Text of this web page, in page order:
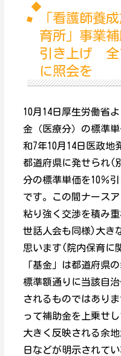
「看護師養
育所」事業
引き上げ 全
に照会を
10月14日厚生労働省
金（医療分）の標準
和7年10月14日医政地
都道府県に発せられ(
分の標準単価を10％
です。この間ナース
粘り強く交渉を積み
世話人会も同様)大き
思います(院内保育に
「基金」は都道府県
標準額通りに当該自
されるものではあり
って補助金を上乗せ
大きく反映される余
日などが明示されて